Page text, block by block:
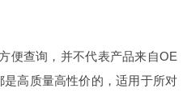
便查询，并不代表产品来自OE
高质量高性价的，适用于所对